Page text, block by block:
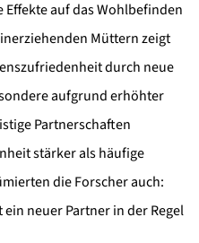
auf das Wohlbefinden
Müttern zeigt
durch neue
aufgrund erhöhter
Partnerschaften
stärker als häufige
die Forscher auch:
neuer Partner in der Regel